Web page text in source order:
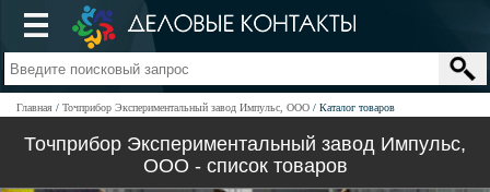
Главная Точприбор Экспериментальный завод Импульс, ООО Каталог товаров
Точприбор Экспериментальный завод Импульс,
ООО - список товаров